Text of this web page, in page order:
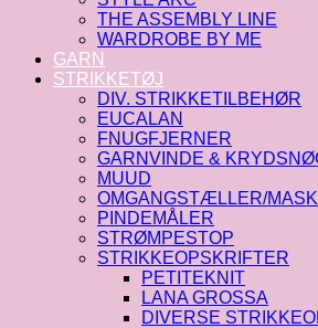
THE ASSEMBLY LINE
WARDROBE BY ME
GARN
STRIKKETØJ
DIV. STRIKKETILBEHØR
EUCALAN
FNUGFJERNER
GARNVINDE &
MUUD
OMGANGSTÆLLER/
PINDEMÅLER
STRØMPESTOP
STRIKKEOPSKRIFTER
PETITEKNIT
LANA GROSSA
DIVERSE